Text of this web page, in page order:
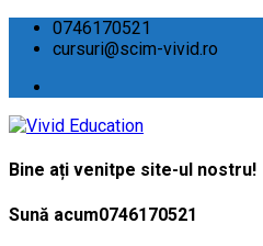
0746170521
cursuri@scim-vivid.ro
Bine ați venitpe site-ul nostru!
Sună acum0746170521